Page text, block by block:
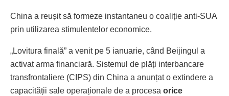
China a reușit să formeze instantaneu o coaliție anti-SUA
prin utilizarea stimulentelor economice.
„Lovitura finală” a venit pe 5 ianuarie, când Beijingul a
activat arma financiară. Sistemul de plăți interbancare
transfrontaliere (CIPS) din China a anunțat o extindere a
capacității sale operaționale de a procesa orice